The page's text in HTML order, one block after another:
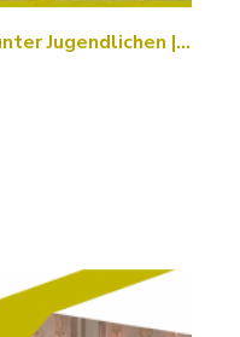
Jugendlichen |…